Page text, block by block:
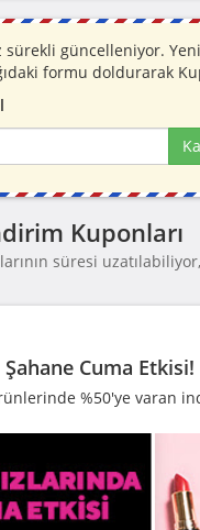
sürekli güncelleniyor.
formu doldurarak
Kuponları
süresi
Şahane Cuma Etkisi!
%50'ye varan